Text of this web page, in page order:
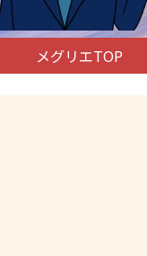
メグリエTOP